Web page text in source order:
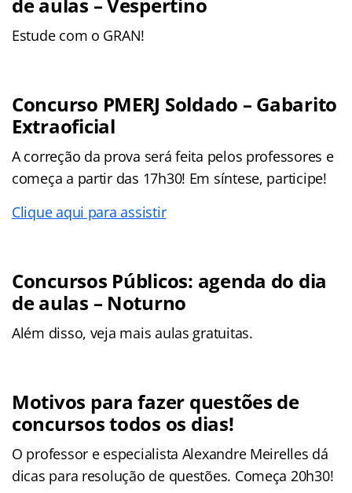
Estude com o GRAN!
Concurso PMERJ Soldado – Gabarito
Extraoficial
A correção da prova será feita pelos professores e
começa a partir das 17h30! Em síntese, participe!
Clique aqui para assistir
Concursos Públicos: agenda do dia
de aulas – Noturno
Além disso, veja mais aulas gratuitas.
Motivos para fazer questões de
concursos todos os dias!
O professor e especialista Alexandre Meirelles dá
dicas para resolução de questões. Começa 20h30!